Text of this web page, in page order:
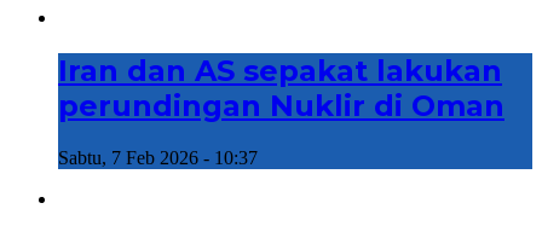
Iran dan AS sepakat lakukan
perundingan Nuklir di Oman
Sabtu, 7 Feb 2026 - 10:37